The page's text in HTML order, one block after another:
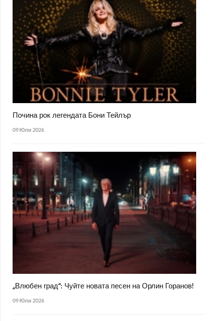
Почина рок легендата Бони Тейлър
09 Юли 2026
„Влюбен град“: Чуйте новата песен на Орлин Горанов!
09 Юли 2026